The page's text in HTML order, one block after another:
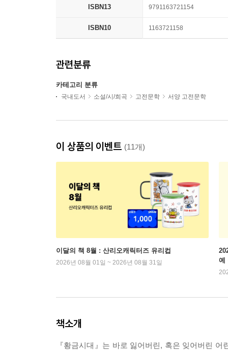
ISBN13 9791163721154
ISBN10 1163721158
관련분류
카테고리 분류
국내도서 소설/시/희곡 고전문학 서양 고전문학
이 상품의 이벤트 (11개)
이달의 책 8월 : 산리오캐릭터즈 유리컵
2026년 08월 01일 ~ 2026년 08월 31일
예
책소개
『황금시대』는 바로 잃어버린, 혹은 잊어버린